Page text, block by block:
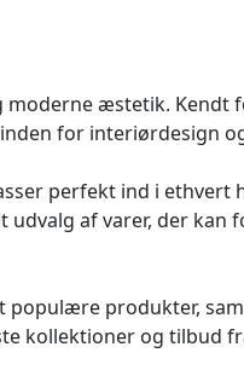
æstetik. Kendt
for interiørdesign
perfekt ind i ethvert
af varer, der kan
populære produkter,
kollektioner og tilbud